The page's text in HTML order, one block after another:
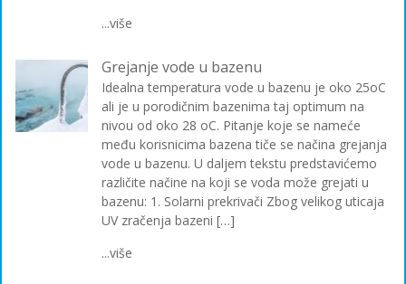
...više
Grejanje vode u bazenu
Idealna temperatura vode u bazenu je oko 25oC
ali je u porodičnim bazenima taj optimum na
nivou od oko 28 oC. Pitanje koje se nameće
među korisnicima bazena tiče se načina grejanja
vode u bazenu. U daljem tekstu predstavićemo
različite načine na koji se voda može grejati u
bazenu: 1. Solarni prekrivači Zbog velikog uticaja
UV zračenja bazeni […]
...više